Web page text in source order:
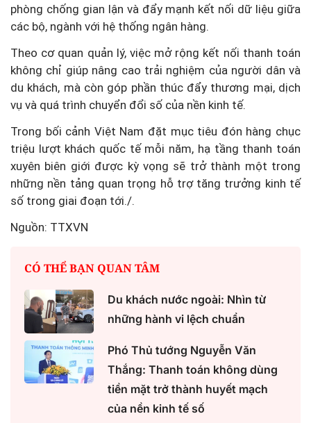
phòng chống gian lận và đẩy mạnh kết nối dữ liệu giữa
các bộ, ngành với hệ thống ngân hàng.
Theo cơ quan quản lý, việc mở rộng kết nối thanh toán
không chỉ giúp nâng cao trải nghiệm của người dân và
du khách, mà còn góp phần thúc đẩy thương mại, dịch
vụ và quá trình chuyển đổi số của nền kinh tế.
Trong bối cảnh Việt Nam đặt mục tiêu đón hàng chục
triệu lượt khách quốc tế mỗi năm, hạ tầng thanh toán
xuyên biên giới được kỳ vọng sẽ trở thành một trong
những nền tảng quan trọng hỗ trợ tăng trưởng kinh tế
số trong giai đoạn tới./.
Nguồn: TTXVN
CÓ THỂ BẠN QUAN TÂM
Du khách nước ngoài: Nhìn từ
những hành vi lệch chuẩn
Phó Thủ tướng Nguyễn Văn
Thắng: Thanh toán không dùng
tiền mặt trở thành huyết mạch
của nền kinh tế số